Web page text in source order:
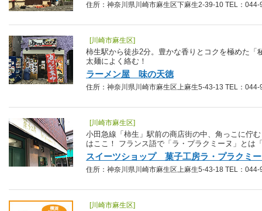
住所：神奈川県川崎市麻生区下麻生2-39-10 TEL：
[川崎市麻生区]
柿生駅から徒歩2分。豊かな香りとコクを極めた「
太麺によく絡む！
ラーメン屋 味の天徳
住所：神奈川県川崎市麻生区上麻生5-43-13 TEL：
[川崎市麻生区]
小田急線「柿生」駅前の商店街の中、角っこに佇
はここ！ フランス語で「ラ・プラクミーヌ」とは
スイーツショップ 菓子工房ラ・プラクミ
住所：神奈川県川崎市麻生区上麻生5-43-18 TEL：
[川崎市麻生区]